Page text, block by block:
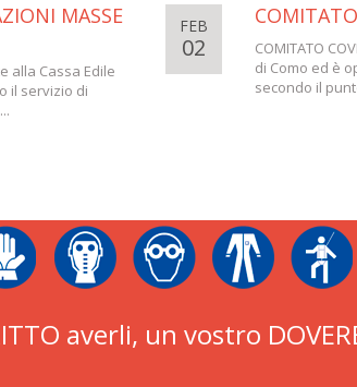
MASSE
alla Cassa Edile
il servizio di
FEB
02
COMITATO
di Como ed è
secondo il
averli, un vostro